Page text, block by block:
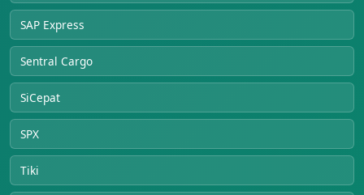
SAP Express
Sentral Cargo
SiCepat
SPX
Tiki